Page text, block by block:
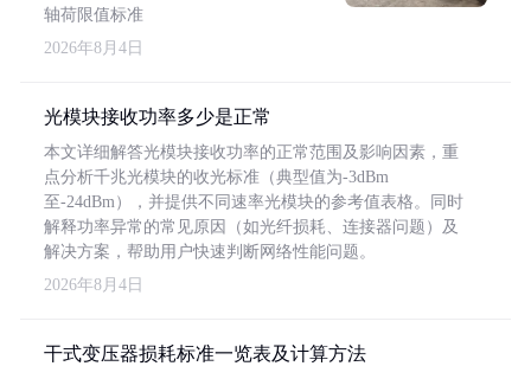
轴荷限值标准
2026年8月4日
光模块接收功率多少是正常
本文详细解答光模块接收功率的正常范围及影响因素，重
点分析千兆光模块的收光标准（典型值为-3dBm
至-24dBm），并提供不同速率光模块的参考值表格。同时
解释功率异常的常见原因（如光纤损耗、连接器问题）及
解决方案，帮助用户快速判断网络性能问题。
2026年8月4日
干式变压器损耗标准一览表及计算方法